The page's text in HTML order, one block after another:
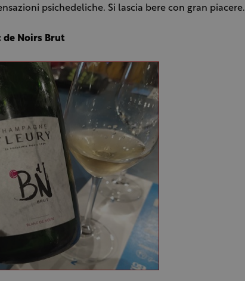
psichedeliche. Si lascia bere con gran piacere.
de Noirs Brut